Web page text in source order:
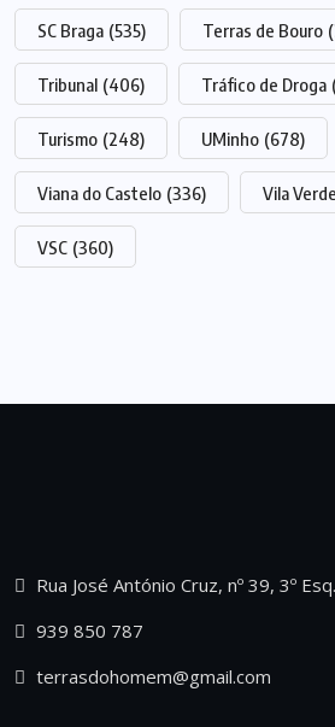
SC Braga (535) Terras de Bouro
Tribunal (406) Tráfico de Droga
Turismo (248) UMinho (678)
Viana do Castelo (336) Vila Verde
VSC (360)
Rua José António Cruz, nº 39, 3º
939 850 787
terrasdohomem@gmail.com